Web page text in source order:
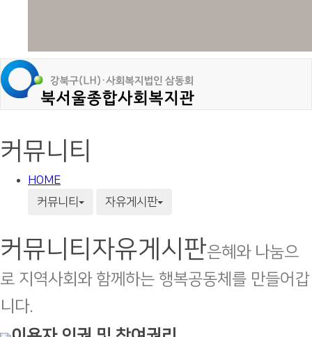
커뮤니티
HOME
커뮤니티
자유게시판
커뮤니티 자유게시판은혜와 나눔으
로 지역사회와 함께하는 행복공동체를 만들어갑
니다.